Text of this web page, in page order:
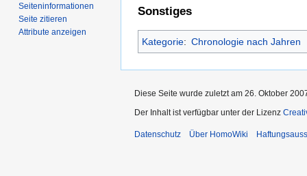
Sonstiges
Kategorie: Chronologie nach Jahren
Seiten­­informationen
Seite zitieren
Attribute anzeigen
Diese Seite wurde zuletzt am 26. Oktober
Der Inhalt ist verfügbar unter der Lizenz
Datenschutz Über HomoWiki